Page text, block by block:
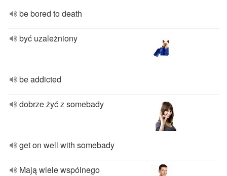
be bored to death
być uzależniony
be addicted
dobrze żyć z somebady
get on well with somebady
Mają wiele wspólnego